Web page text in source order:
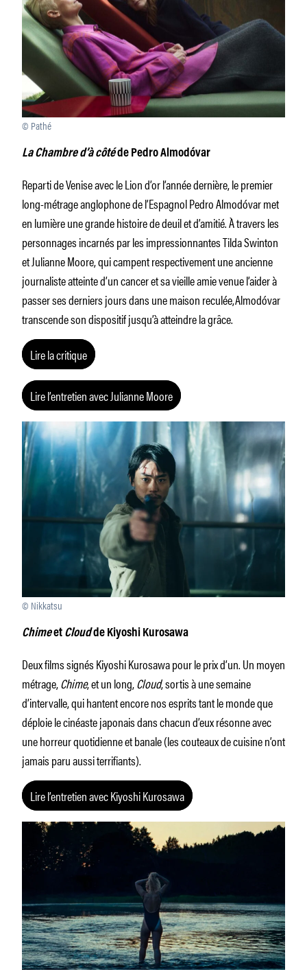
© Pathé
La Chambre d’à côtéde Pedro Almodóvar
Reparti de Venise avec le Lion d’or l’année dernière, le premier
long-métrage anglophone de l’Espagnol Pedro Almodóvar met
en lumière une grande histoire de deuil et d’amitié. À travers les
personnages incarnés par les impressionnantes Tilda Swinton
et Julianne Moore, qui campent respectivement une ancienne
journaliste atteinte d’un cancer et sa vieille amie venue l’aider à
passer ses derniers jours dans une maison reculée,Almodóvar
transcende son dispositif jusqu’à atteindre la grâce.
Lire la critique
Lire l’entretien avec Julianne Moore
© Nikkatsu
Chimeet Cloudde Kiyoshi Kurosawa
Deux films signés Kiyoshi Kurosawa pour le prix d’un. Un moyen
métrage,Chime, et un long,Cloud, sortis à une semaine
d’intervalle, qui hantent encore nos esprits tant le monde que
déploie le cinéaste japonais dans chacun d’eux résonne avec
une horreur quotidienne et banale (les couteaux de cuisine n’ont
jamais paru aussi terrifiants).
Lire l’entretien avec Kiyoshi Kurosawa